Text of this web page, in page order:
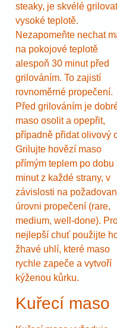
steaky, je skvélé
vysoké teplotě.
Nezapomeňte nechat
na pokojové teplotě
alespoň 30 minut před
grilováním. To zajistí
rovnoměrné propečení.
Před grilováním je
maso osolit a opepřit,
případně přidat olivový
Grilujte hovězí maso
přímým teplem po dobu
minut z každé strany, v
závislosti na
úrovni propečení (rare,
medium, well-done).
nejlepší chuť použijte
žhavé uhlí, které maso
rychle zapeče a vytvoří
kýženou kůrku.
Kuřecí maso